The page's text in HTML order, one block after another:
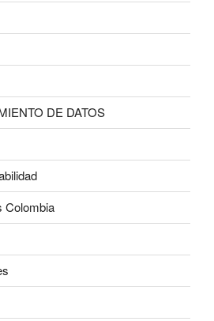
DE DATOS
Colombia